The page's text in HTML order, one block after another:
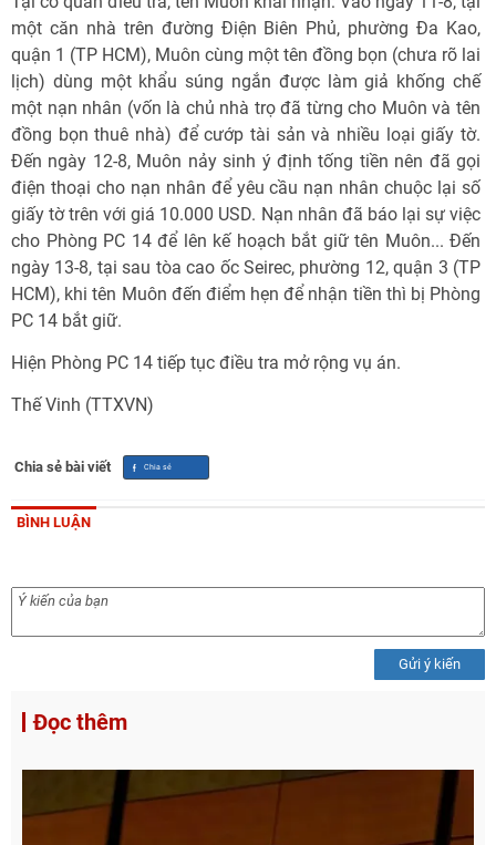
một căn nhà trên đường Điện Biên Phủ, phường Đa Kao,
quận 1 (TP HCM), Muôn cùng một tên đồng bọn (chưa rõ lai
lịch) dùng một khẩu súng ngắn được làm giả khống chế
một nạn nhân (vốn là chủ nhà trọ đã từng cho Muôn và tên
đồng bọn thuê nhà) để cướp tài sản và nhiều loại giấy tờ.
Đến ngày 12-8, Muôn nảy sinh ý định tống tiền nên đã gọi
điện thoại cho nạn nhân để yêu cầu nạn nhân chuộc lại số
giấy tờ trên với giá 10.000 USD. Nạn nhân đã báo lại sự việc
cho Phòng PC 14 để lên kế hoạch bắt giữ tên Muôn... Đến
ngày 13-8, tại sau tòa cao ốc Seirec, phường 12, quận 3 (TP
HCM), khi tên Muôn đến điểm hẹn để nhận tiền thì bị Phòng
PC 14 bắt giữ.
Hiện Phòng PC 14 tiếp tục điều tra mở rộng vụ án.
Thế Vinh (TTXVN)
Chia sẻ bài viết
BÌNH LUẬN
Gửi ý kiến
Đọc thêm